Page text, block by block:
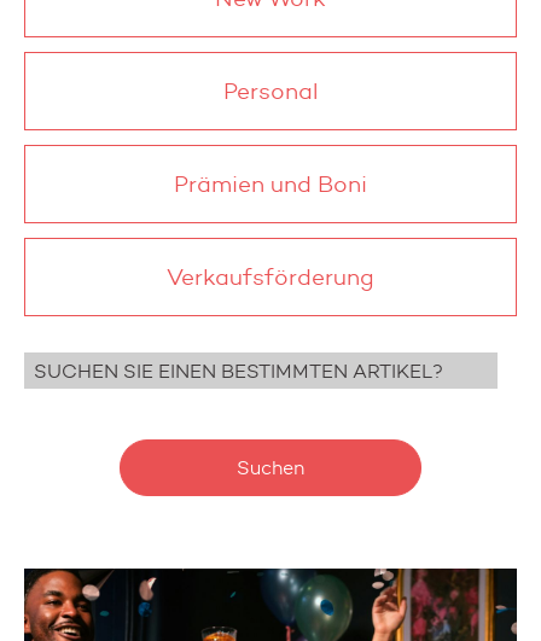
Personal
Prämien und Boni
Verkaufsförderung